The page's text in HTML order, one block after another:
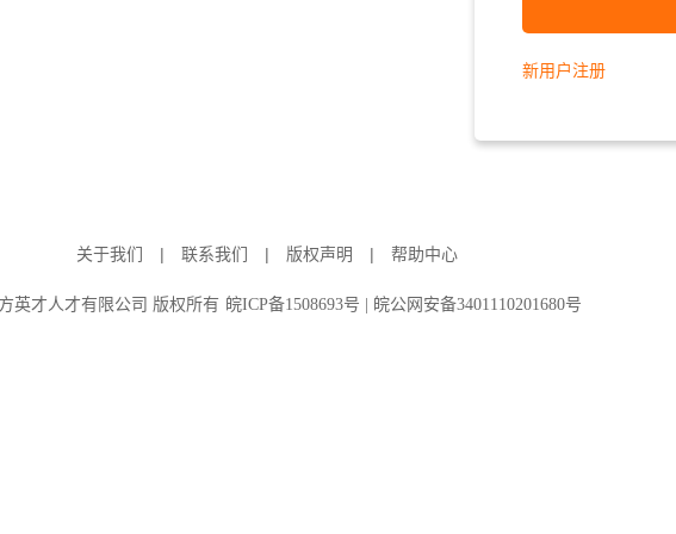
新用户注册
关于我们 | 联系我们 | 版权声明 | 帮助中心
英才人才有限公司 版权所有 皖ICP备1508693号 | 皖公网安备3401110201680号